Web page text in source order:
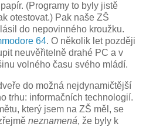
(Programy to byly jistě
otestovat.) Pak naše ZŠ
do nepovinného kroužku.
64. O několik let později
neuvěřitelně drahé PC a v
volného času svého mládí.
do možná nejdynamičtější
trhu: informačních technologií.
který jsem na ZŠ měl, se
neznamená, že byly k